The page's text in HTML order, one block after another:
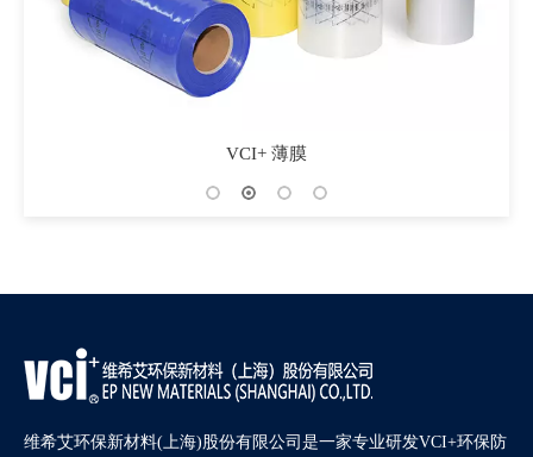
VCI+ 薄膜
维希艾环保新材料(上海)股份有限公司是一家专业研发VCI+环保防